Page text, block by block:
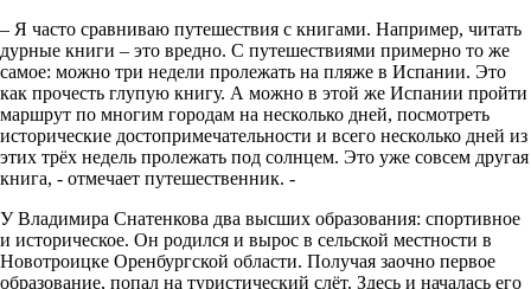
– Я часто сравниваю путешествия с книгами. Например, читать
дурные книги – это вредно. С путешествиями примерно то же
самое: можно три недели пролежать на пляже в Испании. Это
как прочесть глупую книгу. А можно в этой же Испании пройти
маршрут по многим городам на несколько дней, посмотреть
исторические достопримечательности и всего несколько дней из
этих трёх недель пролежать под солнцем. Это уже совсем другая
книга, - отмечает путешественник. -
У Владимира Снатенкова два высших образования: спортивное
и историческое. Он родился и вырос в сельской местности в
Новотроицке Оренбургской области. Получая заочно первое
образование, попал на туристический слёт. Здесь и началась его